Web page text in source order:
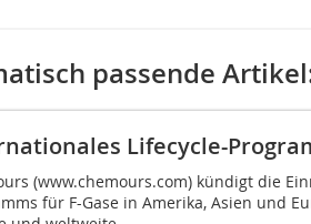
passende
Lifecycle-
(www.chemours.com) kündigt die
für F-Gase in Amerika, Asien und